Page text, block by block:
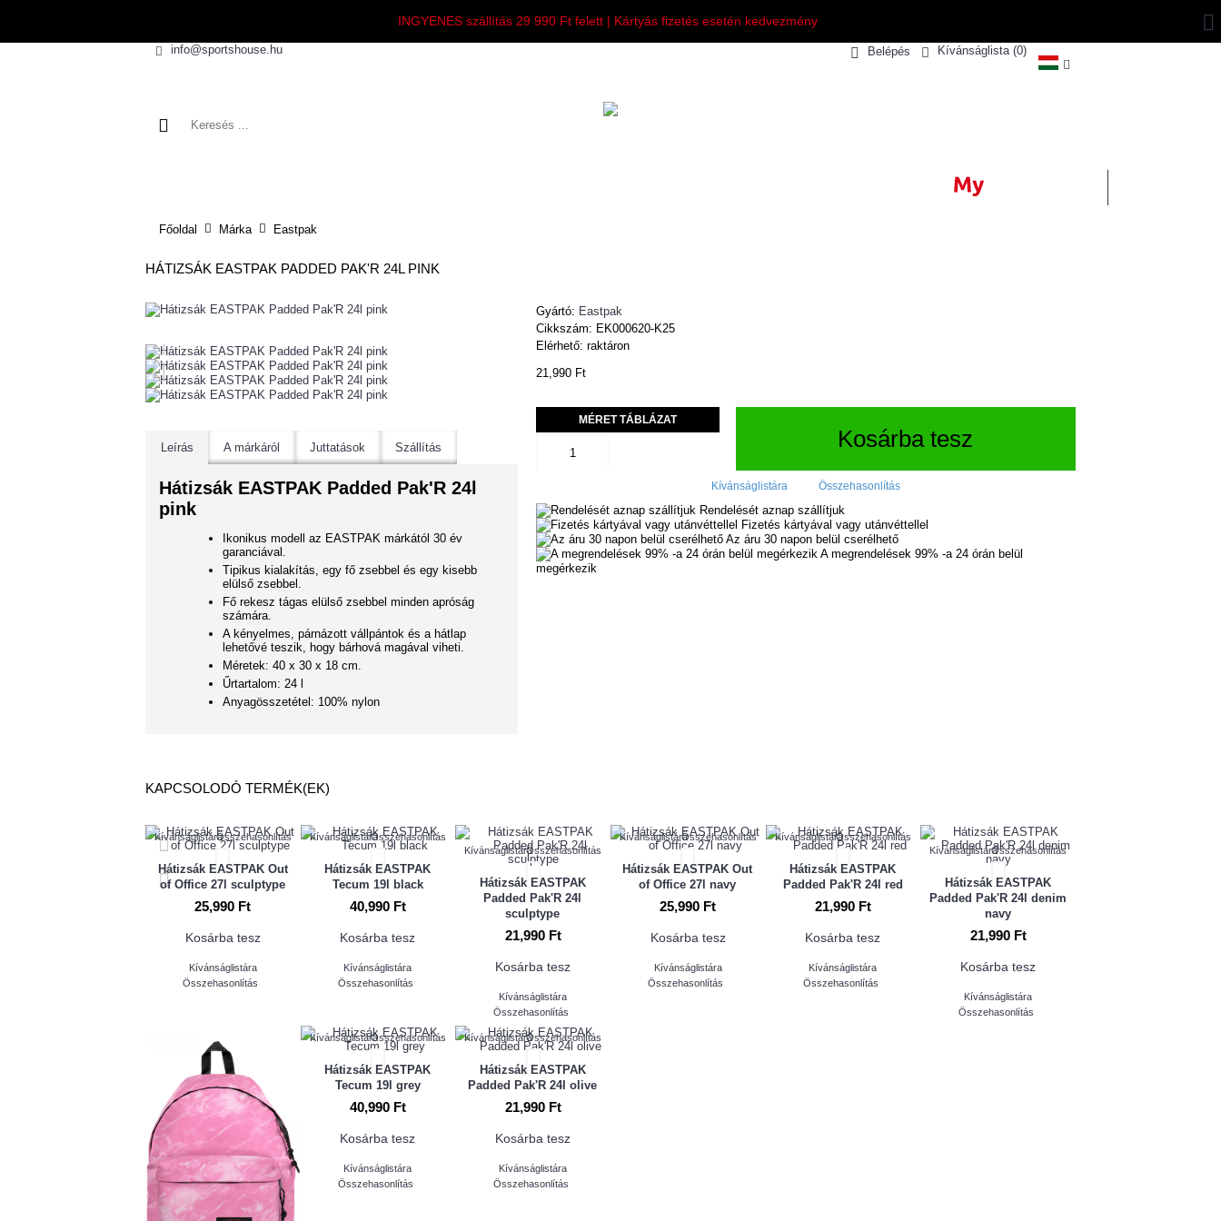
INGYENES szállítás 29 990 Ft felett | Kártyás fizetés esetén kedvezmény
info@sportshouse.hu Belépés Kívánságlista (0)
Főoldal Márka Eastpak
HÁTIZSÁK EASTPAK PADDED PAK'R 24L PINK
Leírás A márkáról Juttatások Szállítás
Hátizsák EASTPAK Padded Pak'R 24l
pink
Ikonikus modell az EASTPAK márkától 30 év
garanciával.
Tipikus kialakítás, egy fő zsebbel és egy kisebb
elülső zsebbel.
Fő rekesz tágas elülső zsebbel minden apróság
számára.
A kényelmes, párnázott vállpántok és a hátlap
lehetővé teszik, hogy bárhová magával viheti.
Méretek: 40 x 30 x 18 cm.
Űrtartalom: 24 l
Anyagösszetétel: 100% nylon
Gyártó: Eastpak
Cikkszám: EK000620-K25
Elérhető: raktáron
21,990 Ft
MÉRET TÁBLÁZAT
Kosárba tesz
Kívánságlistára Összehasonlítás
Rendelését aznap szállítjuk
Fizetés kártyával vagy utánvéttellel
Az áru 30 napon belül cserélhető
A megrendelések 99% -a 24 órán belül
megérkezik
KAPCSOLODÓ TERMÉK(EK)
KívánságlistáraÖsszehasonlítás
Hátizsák EASTPAK Out
of Office 27l sculptype
25,990 Ft
Kosárba tesz
Kívánságlistára
Összehasonlítás
KívánságlistáraÖsszehasonlítás
Hátizsák EASTPAK
Tecum 19l black
40,990 Ft
Kosárba tesz
Kívánságlistára
Összehasonlítás
KívánságlistáraÖsszehasonlítás
Hátizsák EASTPAK
Padded Pak'R 24l
sculptype
21,990 Ft
Kosárba tesz
Kívánságlistára
Összehasonlítás
KívánságlistáraÖsszehasonlítás
Hátizsák EASTPAK Out
of Office 27l navy
25,990 Ft
Kosárba tesz
Kívánságlistára
Összehasonlítás
KívánságlistáraÖsszehasonlítás
Hátizsák EASTPAK
Padded Pak'R 24l red
21,990 Ft
Kosárba tesz
Kívánságlistára
Összehasonlítás
KívánságlistáraÖsszehasonlítás
Hátizsák EASTPAK
Padded Pak'R 24l denim
navy
21,990 Ft
Kosárba tesz
Kívánságlistára
Összehasonlítás
KívánságlistáraÖsszehasonlítás
Hátizsák EASTPAK
Tecum 19l grey
40,990 Ft
Kosárba tesz
Kívánságlistára
Összehasonlítás
KívánságlistáraÖsszehasonlítás
Hátizsák EASTPAK
Padded Pak'R 24l olive
21,990 Ft
Kosárba tesz
Kívánságlistára
Összehasonlítás